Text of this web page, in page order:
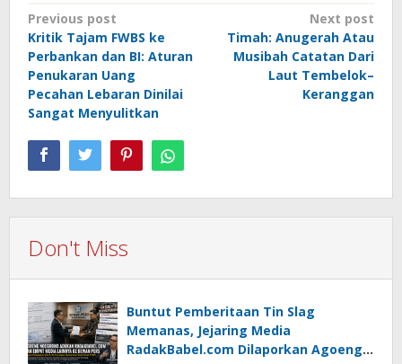
Post
navigation
Previous post
Kritik Tajam FWBS ke
Perbankan dan BI: Aturan
Penukaran Uang
Pecahan Lebaran Dinilai
Sangat Menyulitkan
Next post
Timah: Anugerah Atau
Musibah Catatan Dari
Laut Tembelok–
Keranggan
Don't Miss
Buntut Pemberitaan Tin Slag
Memanas, Jejaring Media
RadakBabel.com Dilaporkan Agoeng